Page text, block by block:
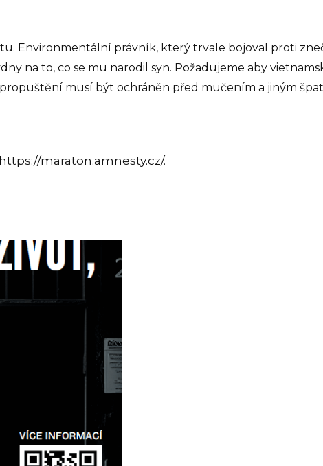
Environmentální právník, který trvale bojoval proti
na to, co se mu narodil syn. Požadujeme aby
musí být ochráněn před mučením a jiným
maraton.amnesty.cz/.